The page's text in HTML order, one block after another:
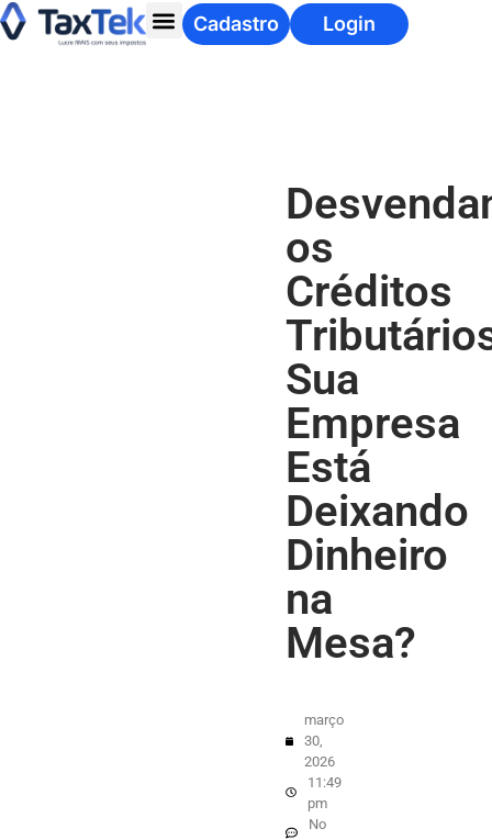
Cadastro Login
os
Créditos
Sua
Empresa
Está
Deixando
Dinheiro
na
Mesa?
março
30,
2026
11:49
pm
No